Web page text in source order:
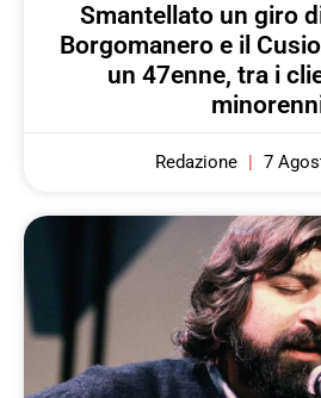
Smantellato un giro
Borgomanero e il
un 47enne, tra i
Redazione 7